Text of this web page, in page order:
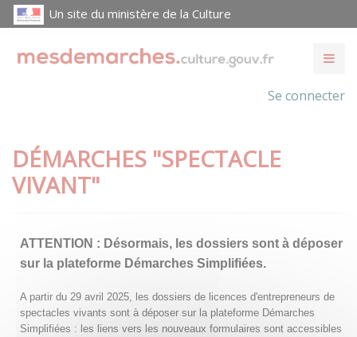
Un site du ministère de la Culture
Se connecter
DÉMARCHES "SPECTACLE
VIVANT"
ATTENTION : Désormais, les dossiers sont à déposer
sur la plateforme Démarches Simplifiées.
A partir du 29 avril 2025, les dossiers de licences d'entrepreneurs de
spectacles vivants sont à déposer sur la plateforme Démarches
Simplifiées : les liens vers les nouveaux formulaires sont accessibles